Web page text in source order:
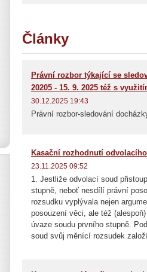
Články
Právní rozbor týkající se
20205 - 15. 9. 2025 též s
30.12.2025 19:43
Právní rozbor-sledování
Kasační rozhodnutí
23.11.2025 09:52
1. Jestliže odvolací soud
stupně, neboť nesdílí právní
rozsudku vyplývala nejen
posouzení věci, ale též
úvaze soudu prvního stupně.
soud svůj měnící rozsudek